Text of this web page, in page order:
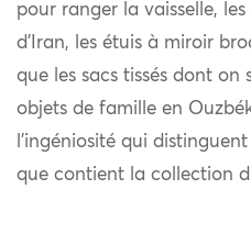
pour ranger la vaisselle,
d’Iran, les étuis à miroir
que les sacs tissés dont on
objets de famille en
l’ingéniosité qui
que contient la collection